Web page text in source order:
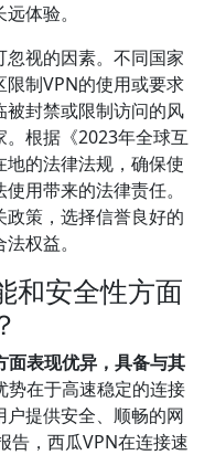
体验。
视的因素。不同国家
制VPN的使用或要求
封禁或限制访问的风
根据《2023年全球互
的法律法规，确保使
用带来的法律责任。
策，选择信誉良好的
权益。
和安全性方面
面表现优异，具备与其
势在于高速稳定的连接
提供安全、顺畅的网
告，西瓜VPN在连接速